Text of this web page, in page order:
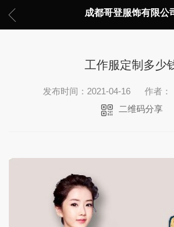
成都哥登服饰有限公
工作服定制多少
发布时间：2021-04-16 作者：
二维码分享